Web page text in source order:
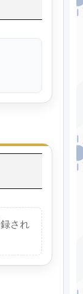
され